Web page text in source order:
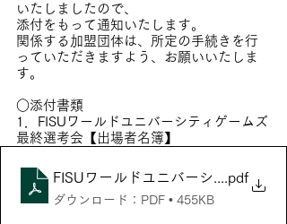
いたしましたので、
添付をもって通知いたします。
関係する加盟団体は、所定の手続きを行
っていただきますよう、お願いいたしま
す。
○添付書類
1．FISUワールドユニバーシティゲームズ
最終選考会【出場者名簿】
FISUワールドユニバーシティゲー
.pdf
ダウンロード：PDF • 455KB